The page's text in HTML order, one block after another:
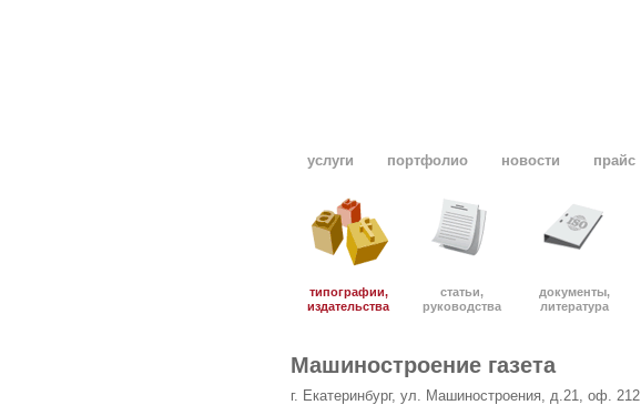
услуги портфолио новости прайс
типографии,
издательства
статьи,
руководства
документы,
литература
Машиностроение газета
г. Екатеринбург, ул. Машиностроения, д.21, оф. 212